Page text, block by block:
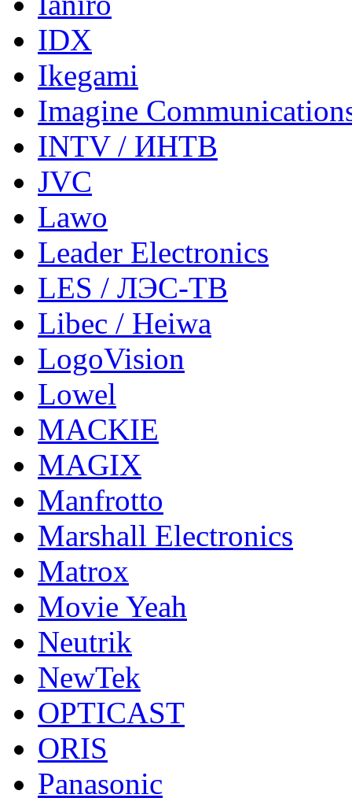
IDX
Ikegami
Imagine
INTV / ИНТВ
JVC
Lawo
Leader Electronics
LES / ЛЭС-ТВ
Libec / Heiwa
LogoVision
Lowel
MACKIE
MAGIX
Manfrotto
Marshall Electronics
Matrox
Movie Yeah
Neutrik
NewTek
OPTICAST
ORIS
Panasonic